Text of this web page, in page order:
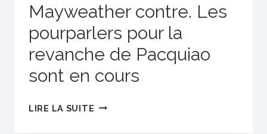
Mayweather contre. Les
pourparlers pour la
revanche de Pacquiao
sont en cours
LIRE LA SUITE MAYWEATHER